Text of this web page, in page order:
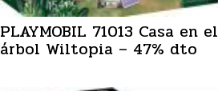
PLAYMOBIL 71013 Casa en el
árbol Wiltopia – 47% dto